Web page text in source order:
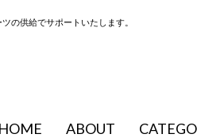
の供給でサポートいたします。
HOME ABOUT